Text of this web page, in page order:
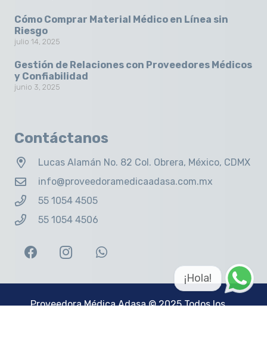
Cómo Comprar Material Médico en Línea sin
Riesgo
julio 14, 2025
Gestión de Relaciones con Proveedores Médicos
y Confiabilidad
junio 3, 2025
Contáctanos
Lucas Alamán No. 82 Col. Obrera, México, CDMX
info@proveedoramedicaadasa.com.mx
55 1054 4505
55 1054 4506
Proveedora Médica Adasa© 2025 Todos los
¡Hola!